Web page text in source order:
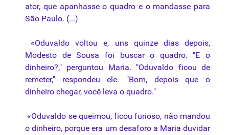
ator, que apanhasse o quadro e o mandasse para
São Paulo. (...)
«Oduvaldo voltou e, uns quinze dias depois,
Modesto de Sousa foi buscar o quadro. "E o
dinheiro?," perguntou Maria. "Oduvaldo ficou de
remeter," respondeu ele. "Bom, depois que o
dinheiro chegar, você leva o quadro."
«Oduvaldo se queimou, ficou furioso, não mandou
o dinheiro, porque era um desaforo a Maria duvidar